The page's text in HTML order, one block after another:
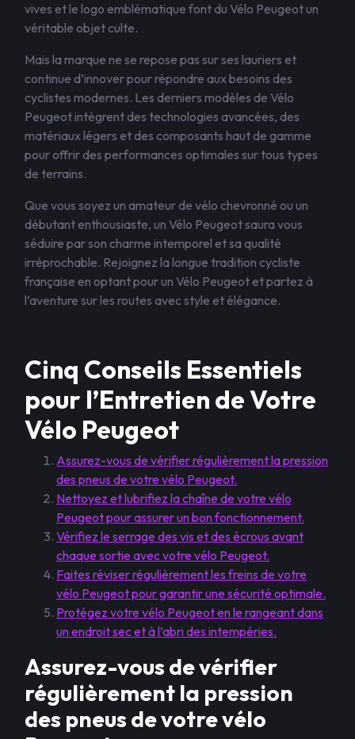
vives et le logo emblématique font du Vélo Peugeot un
véritable objet culte.
Mais la marque ne se repose pas sur ses lauriers et
continue d’innover pour répondre aux besoins des
cyclistes modernes. Les derniers modèles de Vélo
Peugeot intègrent des technologies avancées, des
matériaux légers et des composants haut de gamme
pour offrir des performances optimales sur tous types
de terrains.
Que vous soyez un amateur de vélo chevronné ou un
débutant enthousiaste, un Vélo Peugeot saura vous
séduire par son charme intemporel et sa qualité
irréprochable. Rejoignez la longue tradition cycliste
française en optant pour un Vélo Peugeot et partez à
l’aventure sur les routes avec style et élégance.
Cinq Conseils Essentiels
pour l’Entretien de Votre
Vélo Peugeot
Assurez-vous de vérifier régulièrement la pression
des pneus de votre vélo Peugeot.
Nettoyez et lubrifiez la chaîne de votre vélo
Peugeot pour assurer un bon fonctionnement.
Vérifiez le serrage des vis et des écrous avant
chaque sortie avec votre vélo Peugeot.
Faites réviser régulièrement les freins de votre
vélo Peugeot pour garantir une sécurité optimale.
Protégez votre vélo Peugeot en le rangeant dans
un endroit sec et à l’abri des intempéries.
Assurez-vous de vérifier
régulièrement la pression
des pneus de votre vélo